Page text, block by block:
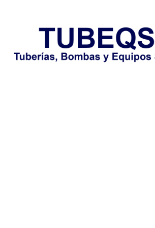
No posts were found.